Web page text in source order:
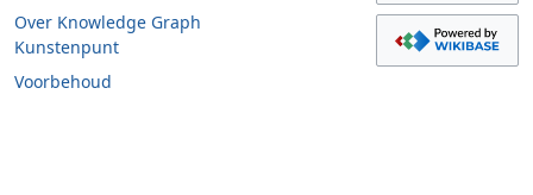
Over Knowledge Graph
Kunstenpunt
Voorbehoud